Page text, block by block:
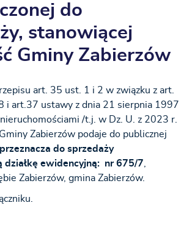
do
stanowiącej
Gminy Zabierzów
art. 35 ust. 1 i 2 w związku z art.
i art.37 ustawy z dnia 21 sierpnia 1997
/t.j. w Dz. U. z 2023 r.
Zabierzów podaje do publicznej
przeznacza do sprzedaży
działkę ewidencyjną: nr675/7
Zabierzów, gmina Zabierzów.